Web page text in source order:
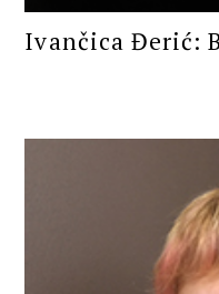
Ivančica Đerić: